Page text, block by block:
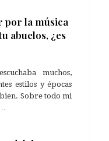
por la música
abuelos, ¿es
muchos,
estilos y épocas
Sobre todo mi